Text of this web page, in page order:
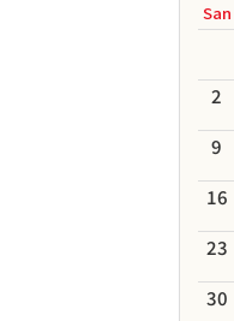
San
2
9
16
23
30